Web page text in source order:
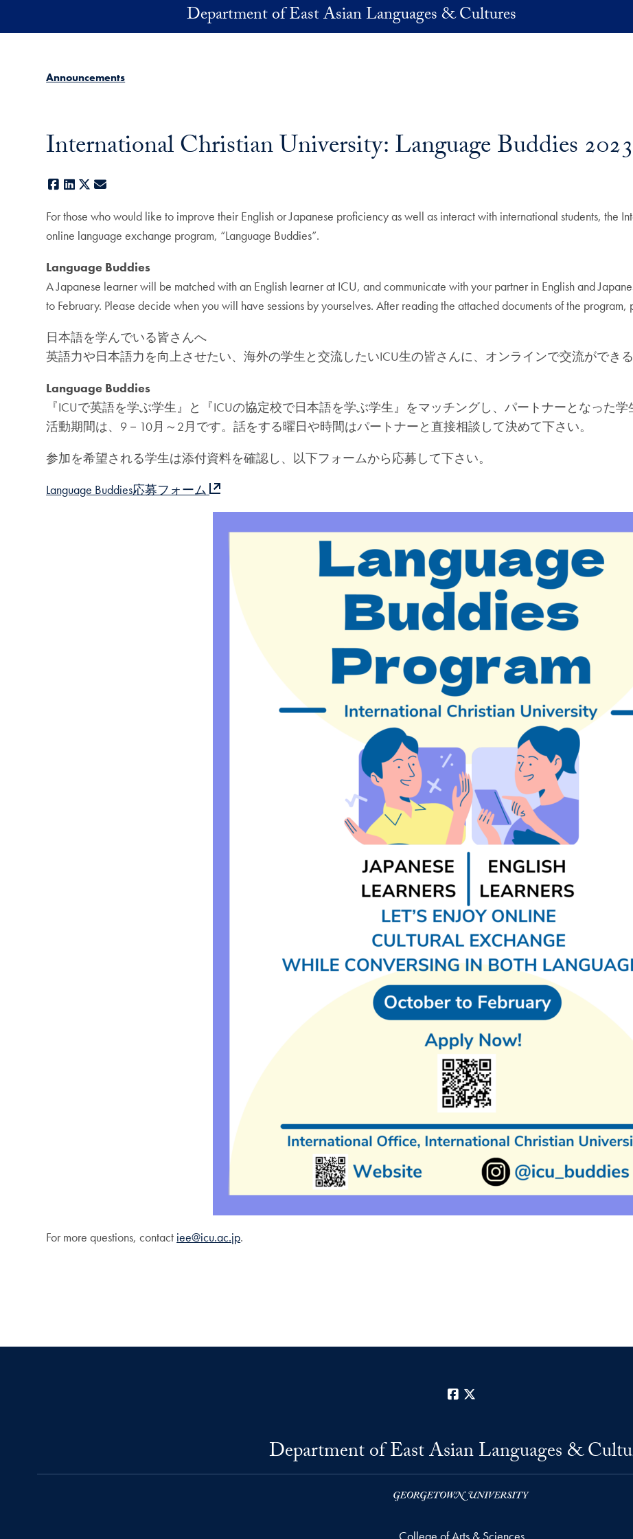
Department of East Asian Languages & Cultures
Announcements
International Christian University: Language Buddies
Facebook
LinkedIn
X
For those who would like to improve their English or Japanese proficiency as well as interact with international students, the
online language exchange program, “Language Buddies”.
Language Buddies
A Japanese learner will be matched with an English learner at ICU, and communicate with your partner in English and
to February. Please decide when you will have sessions by yourselves. After reading the attached documents of the program,
日本語を学んでいる皆さんへ
英語力や日本語力を向上させたい、海外の学生と交流したいICU生の皆さんに、オンラインで交流ができる
Language Buddies
『ICUで英語を学ぶ学生』と『ICUの協定校で日本語を学ぶ学生』をマッチングし、パートナーとなった学
活動期間は、9－10月～2月です。話をする曜日や時間はパートナーと直接相談して決めて下さい。
参加を希望される学生は添付資料を確認し、以下フォームから応募して下さい。
Language Buddies応募フォーム
For more questions, contact iee@icu.ac.jp.
Facebook
Department of East Asian Languages &
College of Arts & Sciences